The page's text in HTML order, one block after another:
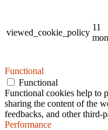
viewed_cookie_policy
11
Functional
Functional
Functional cookies help to
sharing the content of the
feedbacks, and other third-
Performance